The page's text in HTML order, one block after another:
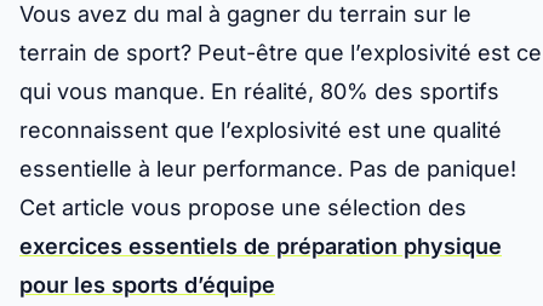
Vous avez du mal à gagner du terrain sur le
terrain de sport? Peut-être que l’explosivité est ce
qui vous manque. En réalité, 80% des sportifs
reconnaissent que l’explosivité est une qualité
essentielle à leur performance. Pas de panique!
Cet article vous propose une sélection des
exercices essentiels de préparation physique
pour les sports d’équipe